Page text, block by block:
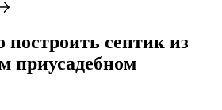
септик из
приусадебном